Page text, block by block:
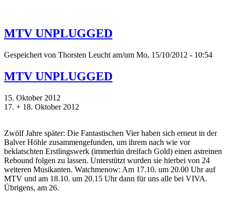
MTV UNPLUGGED
Gespeichert von Thorsten Leucht am/um Mo, 15/10/2012 - 10:54
MTV UNPLUGGED
15. Oktober 2012
17. + 18. Oktober 2012
Zwölf Jahre später: Die Fantastischen Vier haben sich erneut in der
Balver Höhle zusammengefunden, um ihrem nach wie vor
beklatschten Erstlingswerk (immerhin dreifach Gold) einen astreinen
Rebound folgen zu lassen. Unterstützt wurden sie hierbei von 24
weiteren Musikanten. Watchmenow: Am 17.10. um 20.00 Uhr auf
MTV und am 18.10. um 20.15 Uhr dann für uns alle bei VIVA.
Übrigens, am 26.